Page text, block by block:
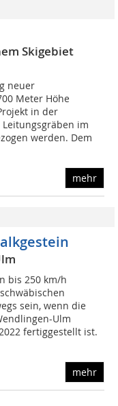
Skigebiet
neuer
Meter Höhe
in der
im
werden. Dem
mehr
bis 250 km/h
sein, wenn die
Ulm
fertiggestellt ist.
mehr